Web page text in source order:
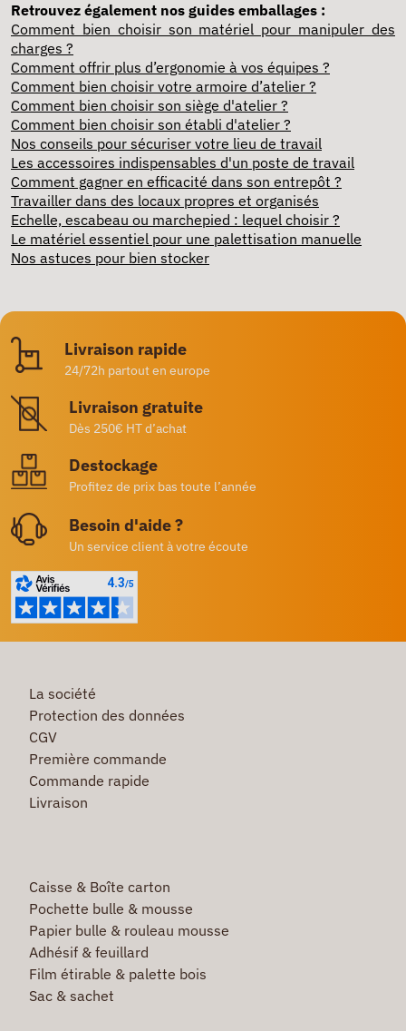
Retrouvez également nos guides emballages :
Comment bien choisir son matériel pour manipuler des
charges ?
Comment offrir plus d’ergonomie à vos équipes ?
Comment bien choisir votre armoire d’atelier ?
Comment bien choisir son siège d'atelier ?
Comment bien choisir son établi d'atelier ?
Nos conseils pour sécuriser votre lieu de travail
Les accessoires indispensables d'un poste de travail
Comment gagner en efficacité dans son entrepôt ?
Travailler dans des locaux propres et organisés
Echelle, escabeau ou marchepied : lequel choisir ?
Le matériel essentiel pour une palettisation manuelle
Nos astuces pour bien stocker
Livraison rapide
24/72h partout en europe
Livraison gratuite
Dès 250€ HT d’achat
Destockage
Profitez de prix bas toute l’année
Besoin d'aide ?
Un service client à votre écoute
La société
Protection des données
CGV
Première commande
Commande rapide
Livraison
Caisse & Boîte carton
Pochette bulle & mousse
Papier bulle & rouleau mousse
Adhésif & feuillard
Film étirable & palette bois
Sac & sachet